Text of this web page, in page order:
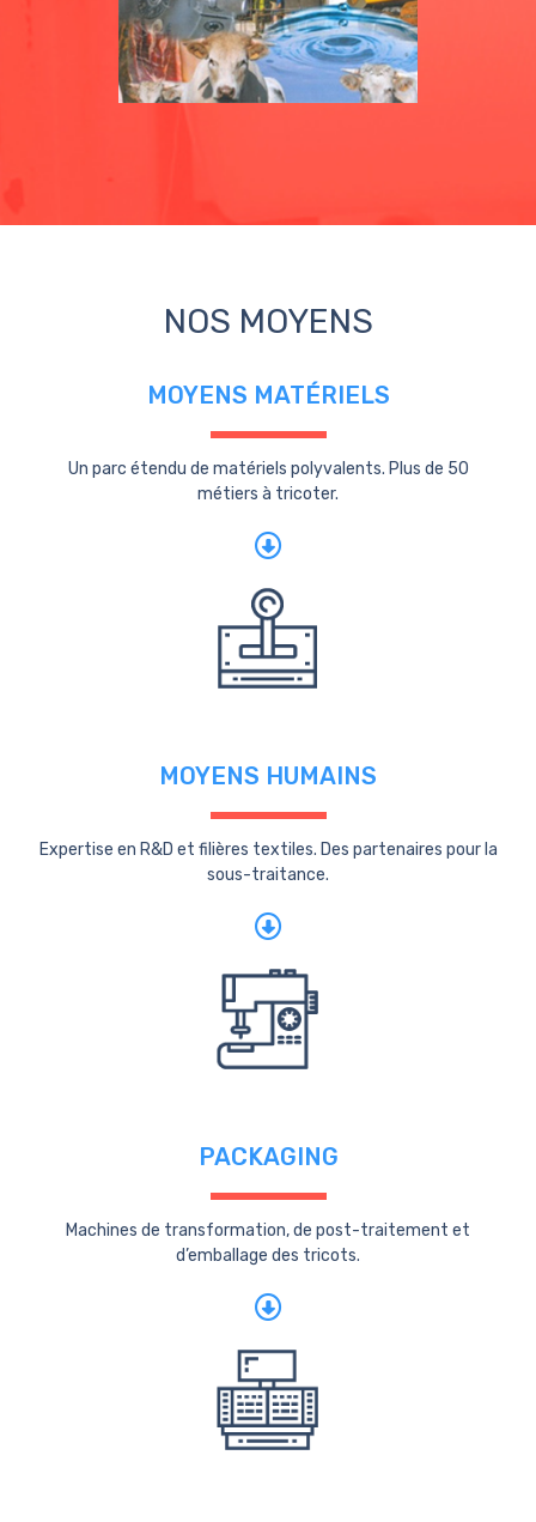
NOS MOYENS
MOYENS MATÉRIELS
Un parc étendu de matériels polyvalents. Plus de 50
métiers à tricoter.
MOYENS HUMAINS
Expertise en R&D et filières textiles. Des partenaires pour la
sous-traitance.
PACKAGING
Machines de transformation, de post-traitement et
d’emballage des tricots.